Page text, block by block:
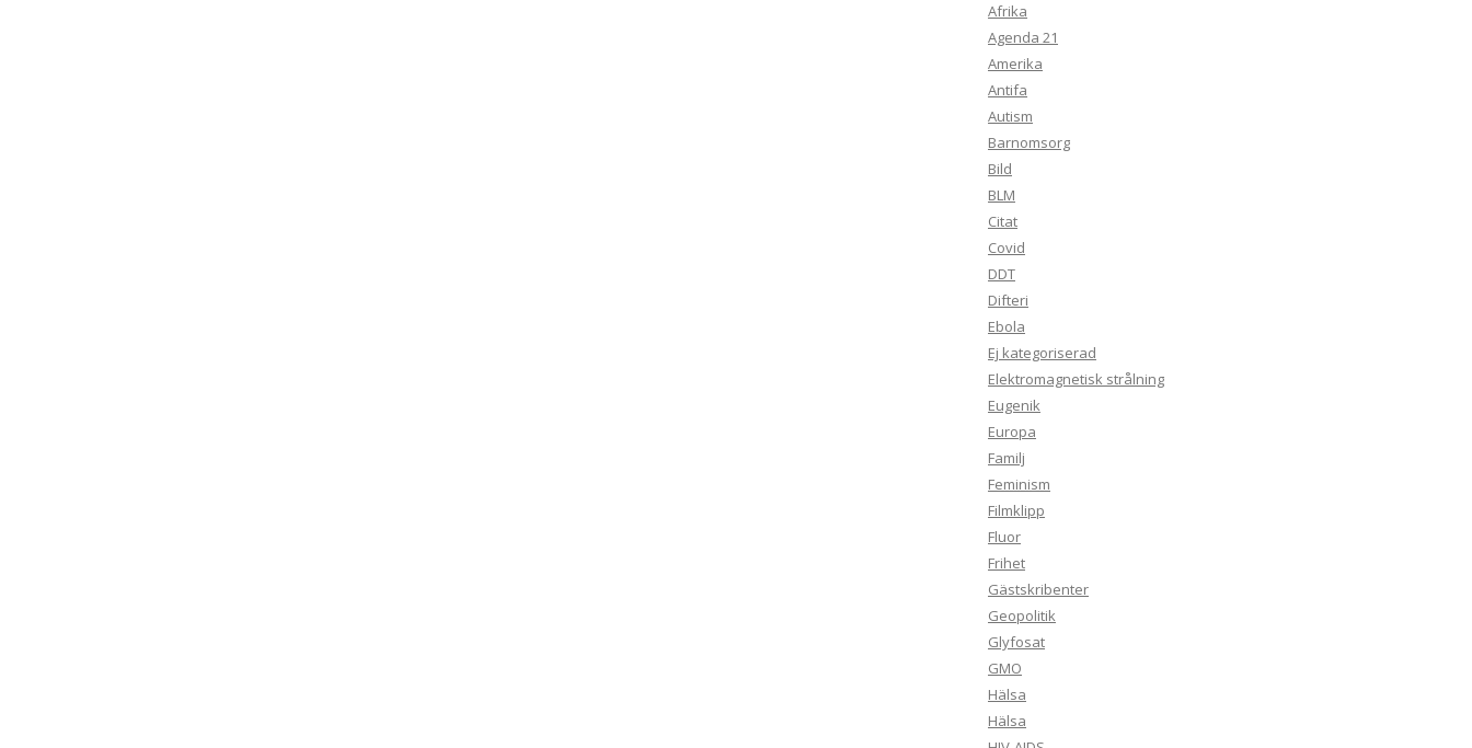
Afrika
Agenda 21
Amerika
Antifa
Autism
Barnomsorg
Bild
BLM
Citat
Covid
DDT
Difteri
Ebola
Ej kategoriserad
Elektromagnetisk strålning
Eugenik
Europa
Familj
Feminism
Filmklipp
Fluor
Frihet
Gästskribenter
Geopolitik
Glyfosat
GMO
Hälsa
Hälsa